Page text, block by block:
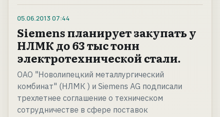
05.06.2013 07:44
Siemens планирует закупать у
НЛМК до 63 тыс тонн
электротехнической стали.
ОАО "Новолипецкий металлургический
комбинат" (НЛМК ) и Siemens AG подписали
трехлетнее соглашение о техническом
сотрудничестве в сфере поставок